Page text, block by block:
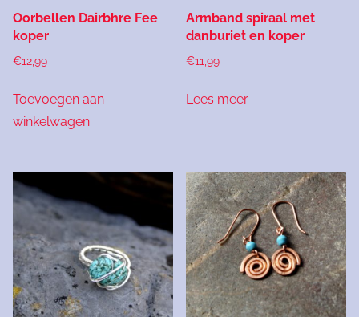
Oorbellen Dairbhre Fee
koper
€12,99
Toevoegen aan
winkelwagen
Armband spiraal met
danburiet en koper
€11,99
Lees meer